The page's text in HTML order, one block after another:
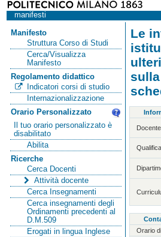
manifesti
Manifesto
Struttura Corso di Studi
Cerca/Visualizza
Manifesto
Regolamento didattico
Indicatori corsi di studio
Internazionalizzazione
Orario Personalizzato
Il tuo orario personalizzato è
disabilitato
Abilita
Ricerche
Cerca Docenti
Attività docente
Cerca Insegnamenti
Cerca insegnamenti degli
Ordinamenti precedenti al
D.M.509
Erogati in lingua Inglese
Le
Docente
Qualifica
Orario